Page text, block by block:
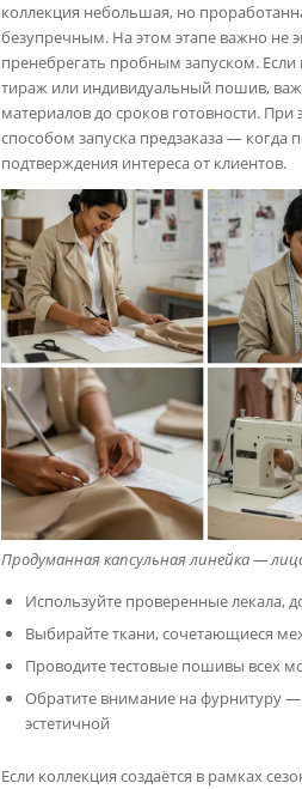
коллекция небольшая, но
безупречным. На этом этапе важно не
пренебрегать пробным запуском.
тираж или индивидуальный пошив,
материалов до сроков готовности.
способом запуска предзаказа — когда
подтверждения интереса от клиентов.
Продуманная капсульная линейка —
Используйте проверенные лекала,
Выбирайте ткани, сочетающиеся
Проводите тестовые пошивы всех
Обратите внимание на фурнитуру
эстетичной
Если коллекция создаётся в рамках